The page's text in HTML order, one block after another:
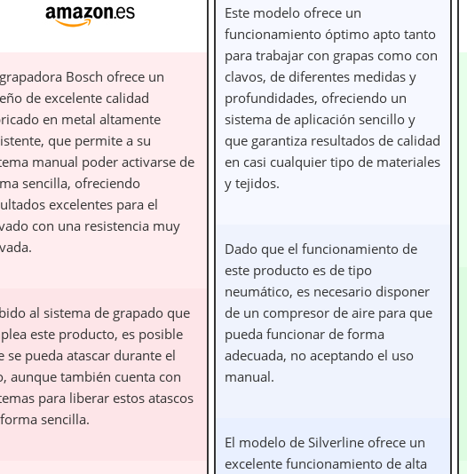
Bosch ofrece un
de excelente calidad
en metal altamente
que permite a su
manual poder activarse de
sencilla, ofreciendo
excelentes para el
con una resistencia muy
al sistema de grapado que
este producto, es posible
se pueda atascar durante el
aunque también cuenta con
para liberar estos atascos
sencilla.
Este modelo ofrece un
funcionamiento óptimo apto tanto
para trabajar con grapas como con
clavos, de diferentes medidas y
profundidades, ofreciendo un
sistema de aplicación sencillo y
que garantiza resultados de calidad
en casi cualquier tipo de materiales
y tejidos.
Dado que el funcionamiento de
este producto es de tipo
neumático, es necesario disponer
de un compresor de aire para que
pueda funcionar de forma
adecuada, no aceptando el uso
manual.
El modelo de Silverline ofrece un
excelente funcionamiento de alta